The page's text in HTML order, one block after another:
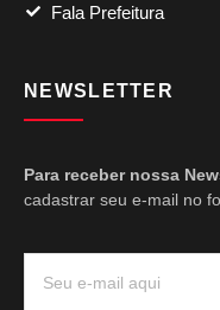
Fala Prefeitura
NEWSLETTER
Para receber nossa
cadastrar seu e-mail no